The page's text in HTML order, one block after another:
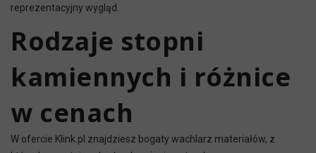
reprezentacyjny wygląd.
Rodzaje stopni
kamiennych i różnice
w cenach
W ofercie Klink.pl znajdziesz bogaty wachlarz materiałów, z